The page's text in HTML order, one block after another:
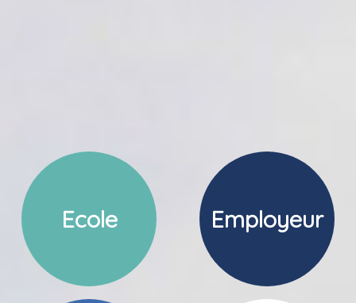
Ecole Employeur